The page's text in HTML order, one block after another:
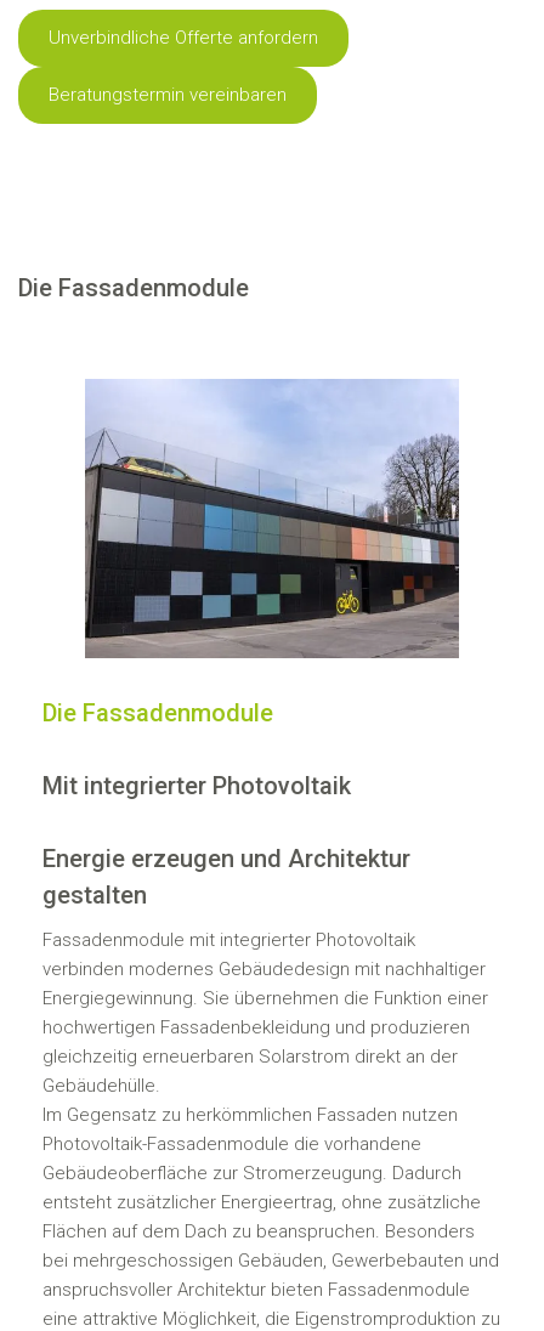
Unverbindliche Offerte anfordern
Beratungstermin vereinbaren
Die Fassadenmodule
Die Fassadenmodule
Mit integrierter Photovoltaik
Energie erzeugen und Architektur
gestalten
Fassadenmodule mit integrierter Photovoltaik
verbinden modernes Gebäudedesign mit nachhaltiger
Energiegewinnung. Sie übernehmen die Funktion einer
hochwertigen Fassadenbekleidung und produzieren
gleichzeitig erneuerbaren Solarstrom direkt an der
Gebäudehülle.
Im Gegensatz zu herkömmlichen Fassaden nutzen
Photovoltaik-Fassadenmodule die vorhandene
Gebäudeoberfläche zur Stromerzeugung. Dadurch
entsteht zusätzlicher Energieertrag, ohne zusätzliche
Flächen auf dem Dach zu beanspruchen. Besonders
bei mehrgeschossigen Gebäuden, Gewerbebauten und
anspruchsvoller Architektur bieten Fassadenmodule
eine attraktive Möglichkeit, die Eigenstromproduktion zu